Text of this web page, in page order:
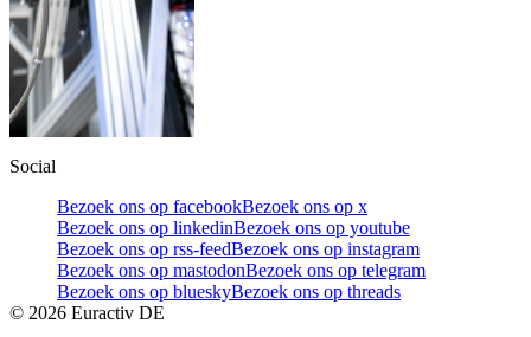
Social
Bezoek ons op facebookBezoek ons op x
Bezoek ons op linkedinBezoek ons op youtube
Bezoek ons op rss-feedBezoek ons op instagram
Bezoek ons op mastodonBezoek ons op telegram
Bezoek ons op blueskyBezoek ons op threads
© 2026 Euractiv DE